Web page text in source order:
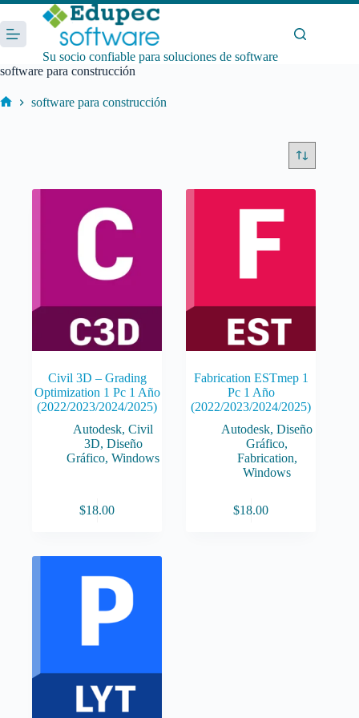
Saltar
al
contenido
Su socio confiable para soluciones de software
software para construcción
software para construcción
Civil 3D – Grading
Optimization 1 Pc 1 Año
(2022/2023/2024/2025)
Autodesk,Civil
3D, Diseño
Gráfico,Windows
$18.00
Fabrication ESTmep 1
Pc 1 Año
(2022/2023/2024/2025)
Autodesk,Diseño
Gráfico,
Fabrication,
Windows
$18.00